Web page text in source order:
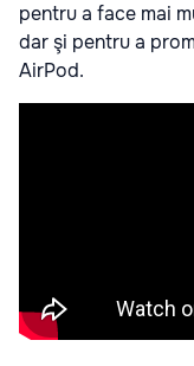
pentru a face mai
dar şi pentru a
AirPod.